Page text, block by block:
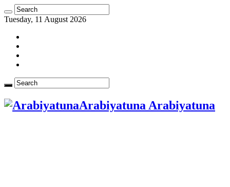
Tuesday, 11 August 2026
Arabiyatuna Arabiyatuna